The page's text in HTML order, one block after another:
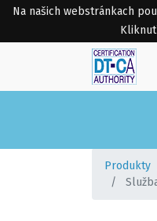
Na našich webstránkach
Produkty